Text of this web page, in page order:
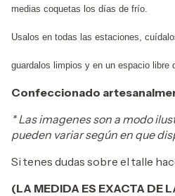
medias coquetas los días de frío.
Usalos en todas las estaciones,
guardalos limpios y en un espacio libre
Confeccionado
* Las imagenes son a modo
pueden variar según en que
Si tenes dudas sobre el talle
(LA MEDIDA ES EXACTA DE